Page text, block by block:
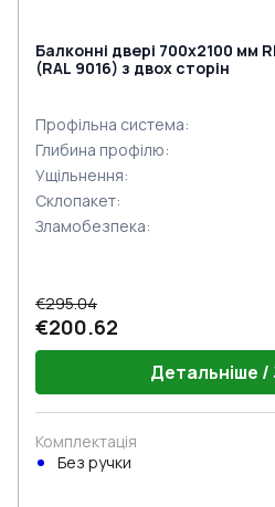
Балконні двері 700x2100 мм
(RAL 9016) з двох сторін
Профільна система:
Глибина профілю:
Ущільнення:
Склопакет:
Зламобезпека:
€295.04
€200.62
Детальніше /
Комплектація
Без ручки